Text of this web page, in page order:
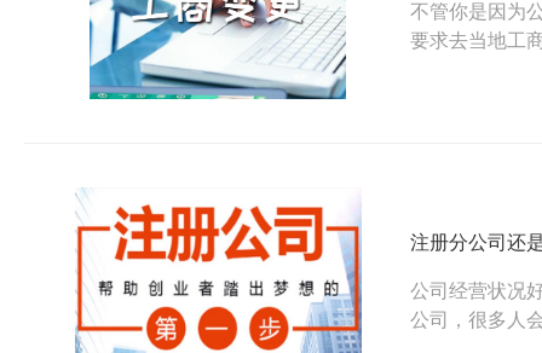
不管你是因为
要求去当地工
注册分公司还
公司经营状况
公司，很多人